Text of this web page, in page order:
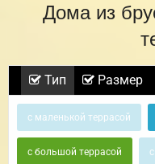
Дома из
Тип Размер
с маленькой террасой
с большой террасой